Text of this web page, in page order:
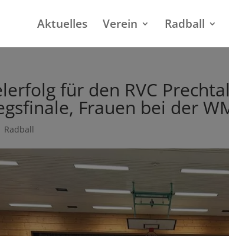
Aktuelles Verein Radball
für den RVC
Frauen bei der
Radball